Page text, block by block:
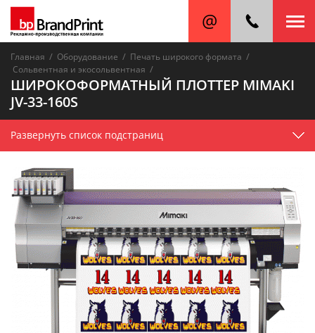
Главная / Оборудование / Печать широкого формата /
Сольвентная и экосольвентная /
ШИРОКОФОРМАТНЫЙ ПЛОТТЕР MIMAKI
JV-33-160S
Развернуть список подстраниц